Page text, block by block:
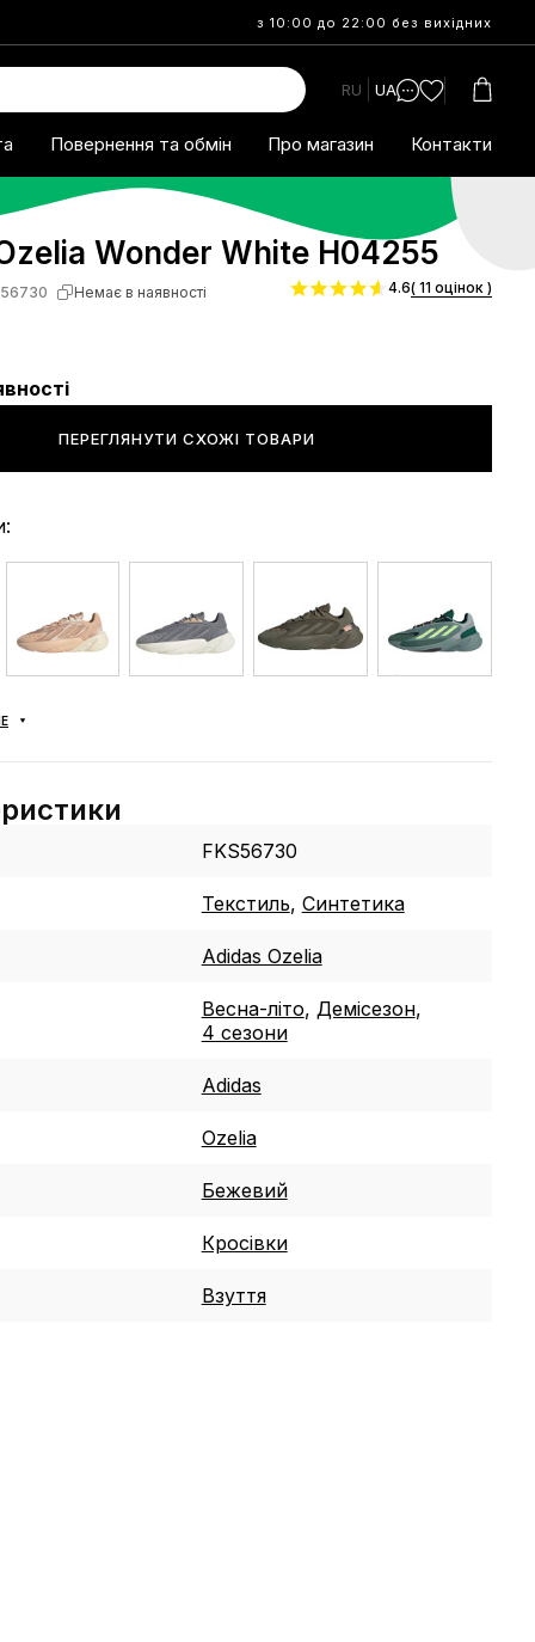
з 10:00 до 22:00 без вихідних
RU UA
Повернення та обмін Про магазин Контакти
Wonder White H04255
Немає в наявності 4.6( 11 оцінок )
ПЕРЕГЛЯНУТИ СХОЖІ ТОВАРИ
FKS56730
Текстиль, Синтетика
Adidas Ozelia
Весна-літо, Демісезон,
4 сезони
Adidas
Ozelia
Бежевий
Кросівки
Взуття